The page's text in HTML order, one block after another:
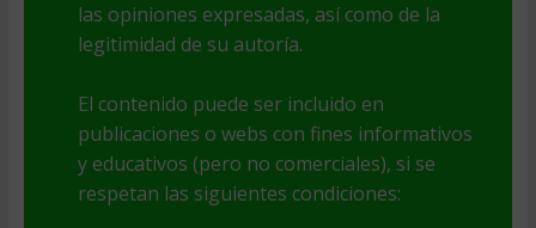
las opiniones expresadas, así como de la
legitimidad de su autoría.
El contenido puede ser incluido en
publicaciones o webs con fines informativos
y educativos (pero no comerciales), si se
respetan las siguientes condiciones: